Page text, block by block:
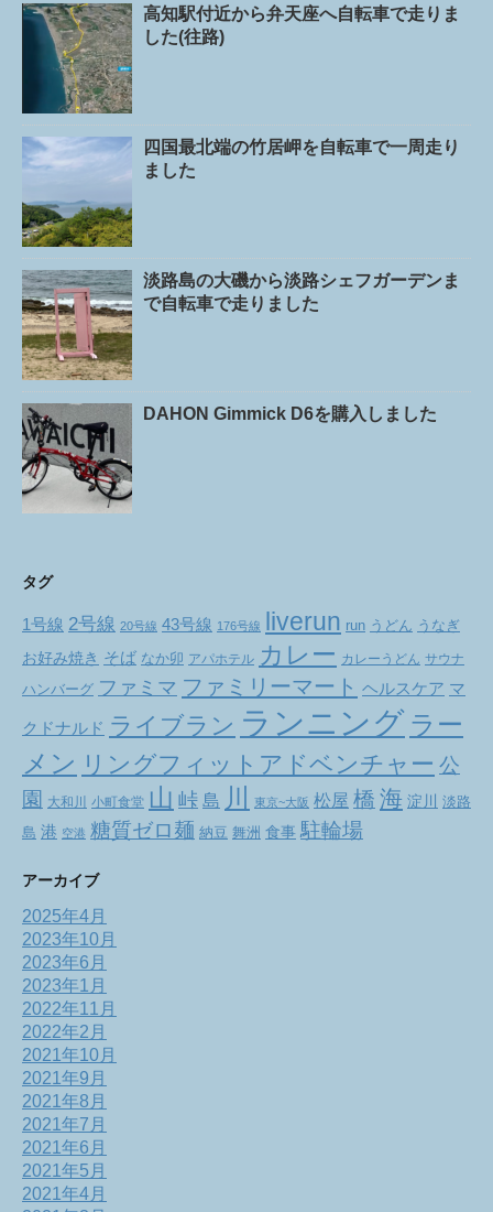
高知駅付近から弁天座へ自転車で走りま
した(往路)
四国最北端の竹居岬を自転車で一周走り
ました
淡路島の大磯から淡路シェフガーデンま
で自転車で走りました
DAHON Gimmick D6を購入しました
タグ
1号線 2号線 20号線 43号線 176号線 liverun run うどん うなぎ
お好み焼き そば なか卯 アパホテル カレー カレーうどん サウナ
ハンバーグ ファミマ ファミリーマート ヘルスケア マ
クドナルド ライブラン ランニング ラー
メン リングフィットアドベンチャー 公
園
大和川 小町食堂 山 峠 島 川 東京~大阪 松屋 橋 海 淀川
淡路
島 港 空港 糖質ゼロ麺 納豆 舞洲 食事 駐輪場
アーカイブ
2025年4月
2023年10月
2023年6月
2023年1月
2022年11月
2022年2月
2021年10月
2021年9月
2021年8月
2021年7月
2021年6月
2021年5月
2021年4月